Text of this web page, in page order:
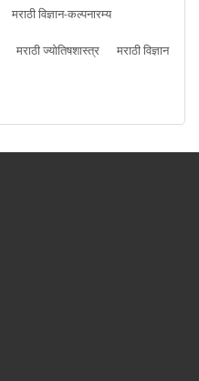
मराठी विज्ञान-कल्पनारम्य
मराठी ज्योतिषशास्त्र
मराठी विज्ञान